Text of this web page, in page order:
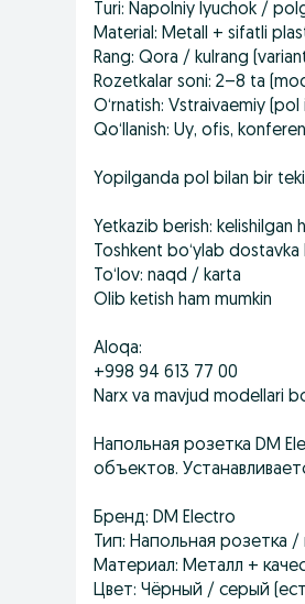
Turi: Napolniy lyuchok /
Material: Metall + sifatli
Rang: Qora / kulrang
Rozetkalar soni: 2–8 ta
O‘rnatish: Vstraivaemiy (pol
Qo‘llanish: Uy, ofis,
Yopilganda pol bilan bir
Yetkazib berish: kelishilgan
Toshkent bo‘ylab
To‘lov: naqd / karta
Olib ketish ham mumkin
Aloqa:
+998 94 613 77 00
Narx va mavjud modellari
Напольная розетка DM
объектов.
Бренд: DM Electro
Тип: Напольная розетка
Материал: Металл +
Цвет: Чёрный / серый